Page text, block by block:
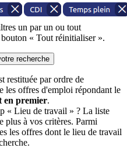
un par un ou tout
« Tout réinitialiser ».
recherche
restituée par ordre de
les offres d'emploi répondant le
en premier.
« Lieu de travail » ? La liste
plus à vos critères. Parmi
les offres dont le lieu de travail